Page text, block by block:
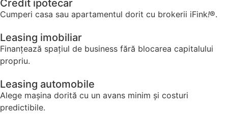
Credit ipotecar​
Cumperi casa sau apartamentul dorit cu brokerii iFink!®.
​Leasing imobiliar
Finanțează spațiul de business fără blocarea capitalului
propriu.
​Leasing automobile
Alege mașina dorită cu un avans minim și costuri
predictibile.